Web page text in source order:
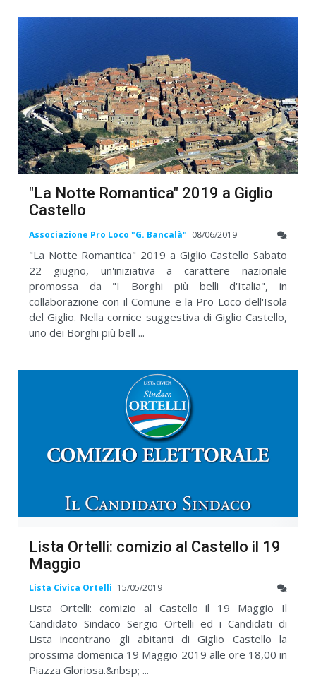
"La Notte Romantica" 2019 a Giglio
Castello
Associazione Pro Loco "G. Bancalà" 08/06/2019
"La Notte Romantica" 2019 a Giglio Castello Sabato
22 giugno, un'iniziativa a carattere nazionale
promossa da "I Borghi più belli d'Italia", in
collaborazione con il Comune e la Pro Loco dell'Isola
del Giglio. Nella cornice suggestiva di Giglio Castello,
uno dei Borghi più bell ...
Lista Ortelli: comizio al Castello il 19
Maggio
Lista Civica Ortelli 15/05/2019
Lista Ortelli: comizio al Castello il 19 Maggio Il
Candidato Sindaco Sergio Ortelli ed i Candidati di
Lista incontrano gli abitanti di Giglio Castello la
prossima domenica 19 Maggio 2019 alle ore 18,00 in
Piazza Gloriosa.&nbsp; ...